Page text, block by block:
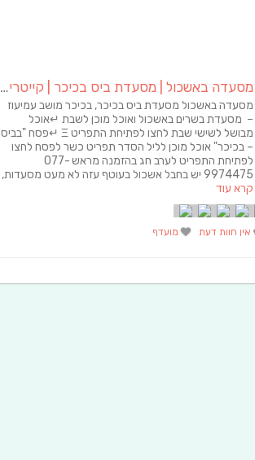
מסעדה באשכול | מסעדת ביס בכיכר | קייטרינג באשכול
מסעדה באשכול מסעדת ביס בכיכר, בכיכר מושב עמיעוז
– מסעדת בשרים באשכול ואוכל מוכן לשבת ↵אוכל
מבושל לשישי שבת לחצו לפתיחת התפריט Ξ ↵פסח "בביס
– בכיכר" אוכל מוכן לליל הסדר תפריט כשר לפסח לחצו
לפתיחת התפריט לערב חג בהזמנה מראש 077-
9974475 יש בחבל אשכול בעוטף עזה לא מעט מסעדות,
קרא עוד
אין חוות דעת מועדף